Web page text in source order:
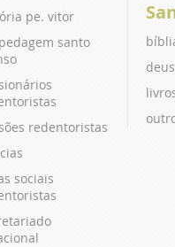
pe. vitor
santo
redentoristas
sociais